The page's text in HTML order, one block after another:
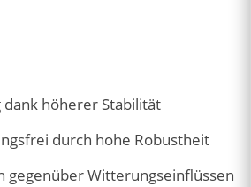
dank höherer Stabilität
durch hohe Robustheit
gegenüber Witterungseinflüssen